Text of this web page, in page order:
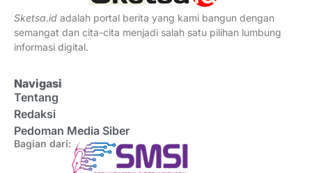
Sketsa.id adalah portal berita yang kami bangun dengan
semangat dan cita-cita menjadi salah satu pilihan lumbung
informasi digital.
Navigasi
Tentang
Redaksi
Pedoman Media Siber
Bagian dari: